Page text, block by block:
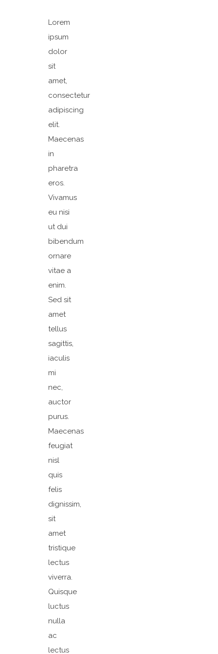
Lorem
ipsum
dolor
sit
amet,
consectetur
adipiscing
elit.
Maecenas
in
pharetra
eros.
Vivamus
eu nisi
ut dui
bibendum
ornare
vitae a
enim.
Sed sit
amet
tellus
sagittis,
iaculis
mi
nec,
auctor
purus.
Maecenas
feugiat
nisl
quis
felis
dignissim,
sit
amet
tristique
lectus
viverra.
Quisque
luctus
nulla
ac
lectus